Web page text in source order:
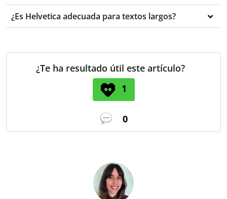
¿Es Helvetica adecuada para textos largos?
¿Te ha resultado útil este artículo?
1
0